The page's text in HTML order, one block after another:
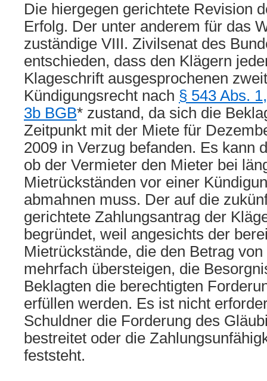
Die hiergegen gerichtete Revision
Erfolg. Der unter anderem für das
zuständige VIII. Zivilsenat des
entschieden, dass den Klägern
Klageschrift ausgesprochenen
Kündigungsrecht nach § 543 Abs.
3b BGB* zustand, da sich die
Zeitpunkt mit der Miete für
2009 in Verzug befanden. Es kann
ob der Vermieter den Mieter bei
Mietrückständen vor einer
abmahnen muss. Der auf die
gerichtete Zahlungsantrag der
begründet, weil angesichts der
Mietrückstände, die den Betrag
mehrfach übersteigen, die
Beklagten die berechtigten
erfüllen werden. Es ist nicht
Schuldner die Forderung des
bestreitet oder die
feststeht.